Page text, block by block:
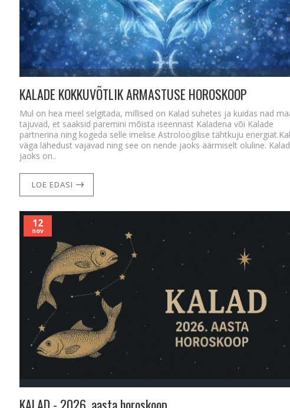
KALADE KOKKUVÕTLIK ARMASTUSE HOROSKOOP
Mul on hea meel selgitada, millised on Kalad suhetes ja kuidas nad
tajuvad, et saaksid paremini mõista iseennast Kaladena või Kalade
partnerina ning kogeda selle imelise Astroloogilise tähtkuju
väga lähedust vajavad ning see on nende jaoks äärmiselt oluline.
jaoks on..
LOE EDASI
12
nov